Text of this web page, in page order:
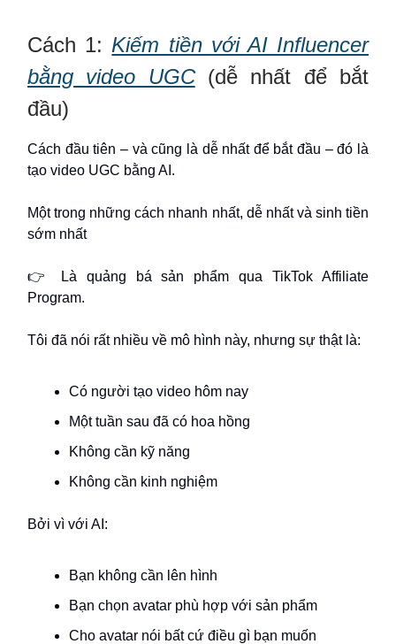
Cách 1: Kiếm tiền với AI Influencer
bằng video UGC(dễ nhất để bắt
đầu)
Cách đầu tiên – và cũng là dễ nhất để bắt đầu – đó là
tạo video UGC bằng AI.
Một trong những cách nhanh nhất, dễ nhất và sinh tiền
sớm nhất
👉 Là quảng bá sản phẩm qua TikTok Affiliate
Program.
Tôi đã nói rất nhiều về mô hình này, nhưng sự thật là:
Có người tạo video hôm nay
Một tuần sau đã có hoa hồng
Không cần kỹ năng
Không cần kinh nghiệm
Bởi vì với AI:
Bạn không cần lên hình
Bạn chọn avatar phù hợp với sản phẩm
Cho avatar nói bất cứ điều gì bạn muốn